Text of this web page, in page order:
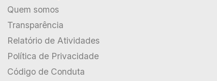
Quem somos
Transparência
Relatório de Atividades
Política de Privacidade
Código de Conduta